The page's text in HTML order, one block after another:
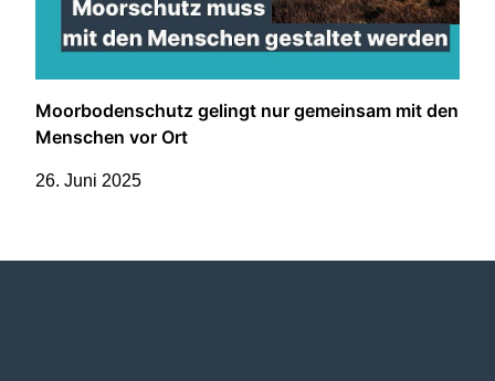
Moorbodenschutz gelingt nur gemeinsam mit den
Menschen vor Ort
26. Juni 2025